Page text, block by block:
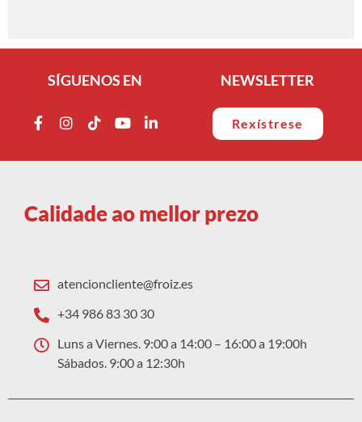
SÍGUENOS EN NEWSLETTER
Rexístrese
Calidade ao mellor prezo
atencioncliente@froiz.es
+34 986 83 30 30
Luns a Viernes. 9:00 a 14:00 – 16:00 a 19:00h
Sábados. 9:00 a 12:30h